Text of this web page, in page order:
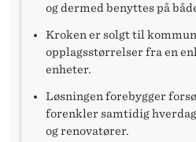
og dermed benyttes på
Kroken er solgt til
opplagsstørrelser fra en
enheter.
Løsningen forebygger
forenkler samtidig
og renovatører.